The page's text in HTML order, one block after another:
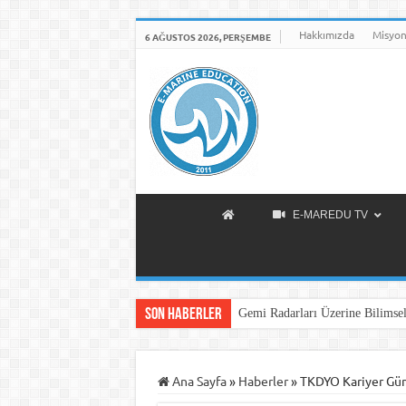
6 AĞUSTOS 2026, PERŞEMBE Hakkımızda
E-MAREDU TV
Son Haberler Gemi Radarları Üzerine
Ana Sayfa» Haberler»TKDYO Kariyer